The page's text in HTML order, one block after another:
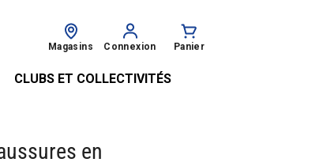
Magasins Connexion Panier
CLUBS ET COLLECTIVITÉS
en